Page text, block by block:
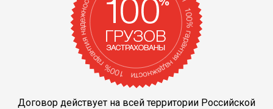
Договор действует на всей территории Российской